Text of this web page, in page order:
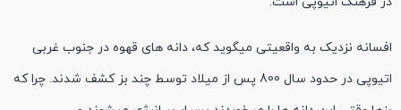
افسانه نزدیک به واقعیتی میگوید که، دانه های قهوه در جنوب غربی
اتیوپی در حدود سال 800 پس از میلاد توسط چند بز کشف شدند. چرا که